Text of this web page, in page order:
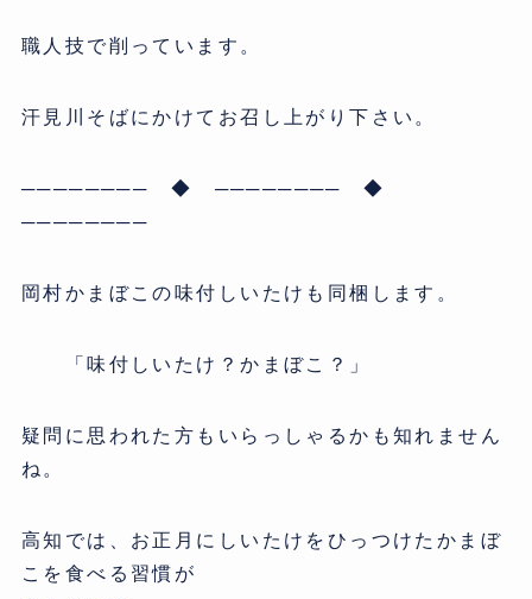
職人技で削っています。
汗見川そばにかけてお召し上がり下さい。
──────── ◆ ──────── ◆
────────
岡村かまぼこの味付しいたけも同梱します。
「味付しいたけ？かまぼこ？」
疑問に思われた方もいらっしゃるかも知れません
ね。
高知では、お正月にしいたけをひっつけたかまぼ
こを食べる習慣が